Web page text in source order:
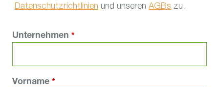
Datenschutzrichtlinien und unseren AGBs zu.
Unternehmen *
Vorname *